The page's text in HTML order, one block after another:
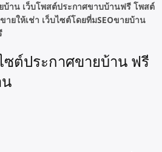
าน เว็บโพสต์ประกาศขาบบ้านฟรี โพสต์
ยให้เช่า เว็บไซต์โดยที่มSEOขายบ้าน
ซต์ประกาศขายบ้าน ฟรี
น